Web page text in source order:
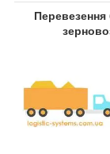
Перевезення